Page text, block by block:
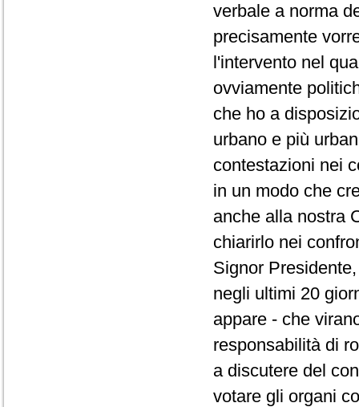
verbale a norma
precisamente
l'intervento nel
ovviamente
che ho a
urbano e più
contestazioni nei
in un modo che
anche alla nostra
chiarirlo nei
Signor
negli ultimi 20
appare - che
responsabilità di
a discutere del
votare gli organi